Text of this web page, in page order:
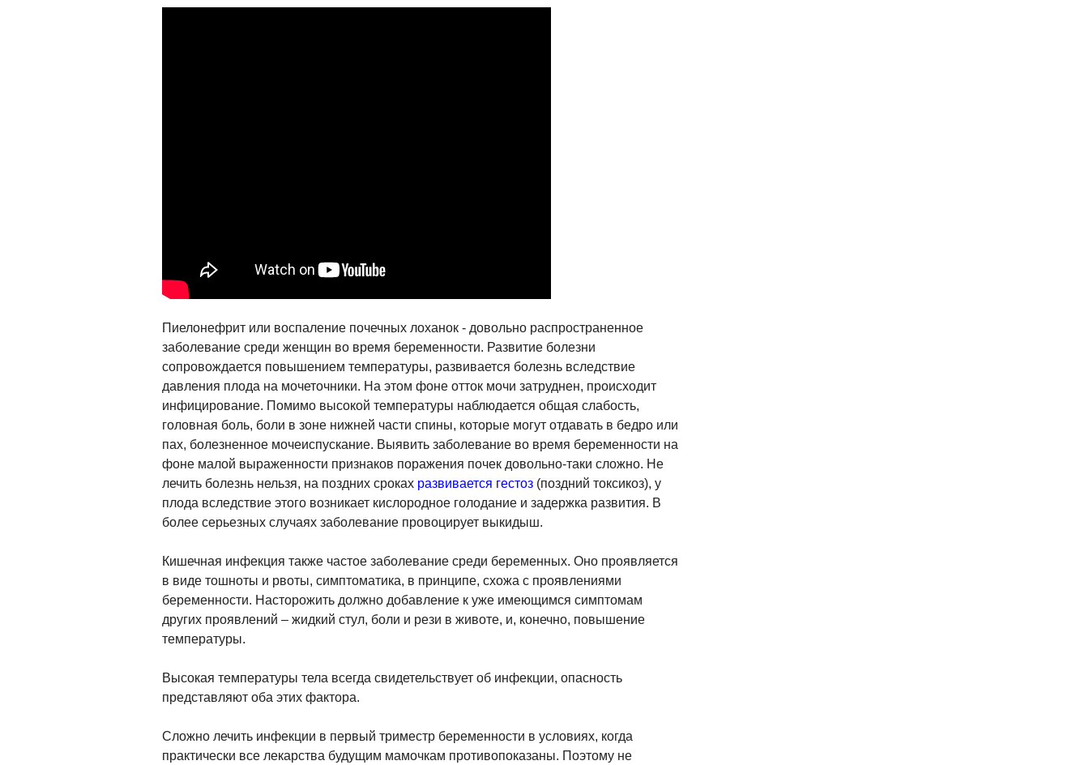
Пиелонефрит или воспаление почечных лоханок - довольно распространенное
заболевание среди женщин во время беременности. Развитие болезни
сопровождается повышением температуры, развивается болезнь вследствие
давления плода на мочеточники. На этом фоне отток мочи затруднен, происходит
инфицирование. Помимо высокой температуры наблюдается общая слабость,
головная боль, боли в зоне нижней части спины, которые могут отдавать в бедро или
пах, болезненное мочеиспускание. Выявить заболевание во время беременности на
фоне малой выраженности признаков поражения почек довольно-таки сложно. Не
лечить болезнь нельзя, на поздних сроках развивается гестоз (поздний токсикоз), у
плода вследствие этого возникает кислородное голодание и задержка развития. В
более серьезных случаях заболевание провоцирует выкидыш.
Кишечная инфекция также частое заболевание среди беременных. Оно проявляется
в виде тошноты и рвоты, симптоматика, в принципе, схожа с проявлениями
беременности. Насторожить должно добавление к уже имеющимся симптомам
других проявлений – жидкий стул, боли и рези в животе, и, конечно, повышение
температуры.
Высокая температуры тела всегда свидетельствует об инфекции, опасность
представляют оба этих фактора.
Сложно лечить инфекции в первый триместр беременности в условиях, когда
практически все лекарства будущим мамочкам противопоказаны. Поэтому не